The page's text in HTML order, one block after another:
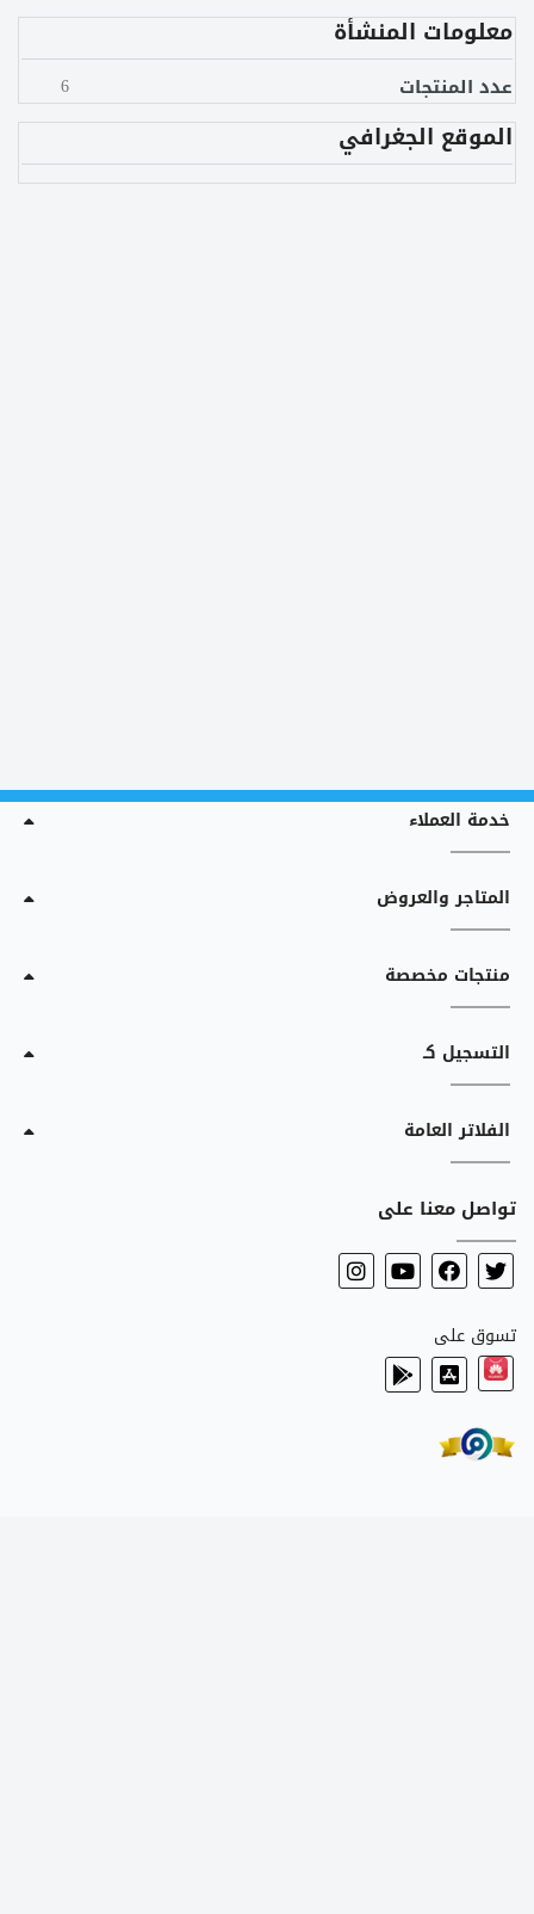
معلومات المنشأة
عدد المنتجات 6
الموقع الجغرافي
خدمة العملاء
المتاجر والعروض
منتجات مخصصة
التسجيل كـ
الفلاتر العامة
تواصل معنا على
تسوق على